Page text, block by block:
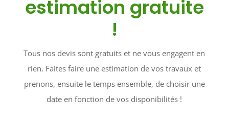
estimation gratuite
!
Tous nos devis sont gratuits et ne vous engagent en
rien. Faites faire une estimation de vos travaux et
prenons, ensuite le temps ensemble, de choisir une
date en fonction de vos disponibilités !